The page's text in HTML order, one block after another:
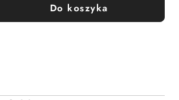
Do koszyka